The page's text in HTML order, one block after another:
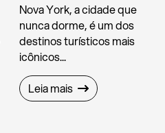
Nova York, a cidade que
nunca dorme, é um dos
destinos turísticos mais
icônicos...
Leia mais